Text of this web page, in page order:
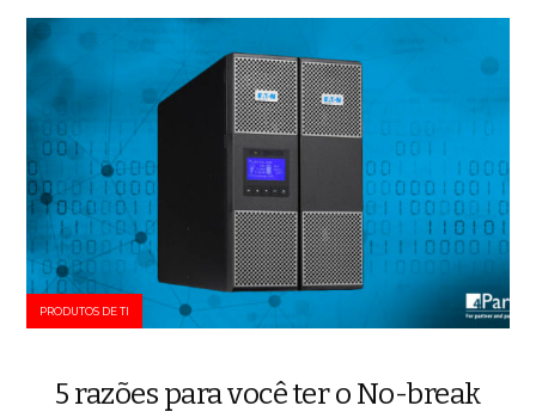
PRODUTOS DE TI
5 razões para você ter o No-break